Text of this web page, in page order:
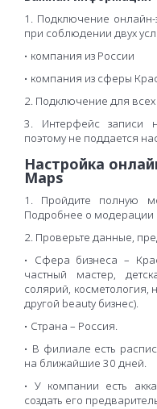
1. Подключение
при соблюдении двух
• компания из России
• компания из сферы
2. Подключение для
3. Интерфейс записи
поэтому не поддается
Настройка
Maps
1. Пройдите полную
Подробнее о модерации
2. Проверьте данные,
• Сфера бизнеса –
частный мастер,
солярий, косметология,
другой beauty бизнес).
• Страна – Россия.
• В филиале есть
на ближайшие 30 дней.
• У компании есть
создать его